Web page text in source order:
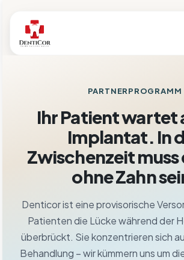
PARTNERPROGRAMM
Ihr Patient wartet
Implantat. In
Zwischenzeit
ohne Zahn
Denticor ist eine provisorische
Patienten die Lücke während der
überbrückt. Sie konzentrieren sich
Behandlung – wir kümmern uns um